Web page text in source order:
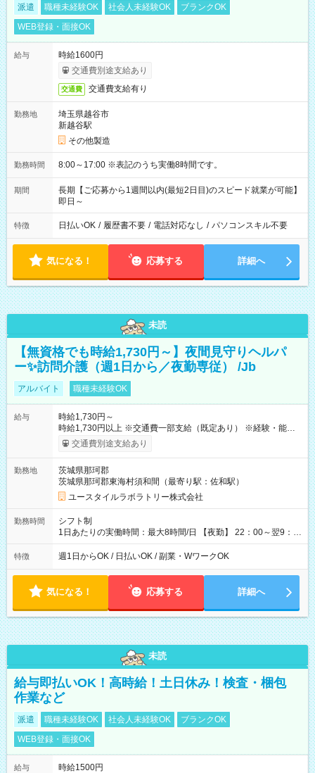
派遣 職種未経験OK 社会人未経験OK
ブランクOK
WEB登録・面接OK
給与
時給1600円
交通費別途支給あり
交通費 交通費支給有り
勤務地
埼玉県越谷市
新越谷駅
その他製造
勤務時間 8:00～17:00 ※表記のうち実働8時間です。
期間
長期【ご応募から1週間以内(最短2日目)のスピード就業が可能】
即日～
特徴 日払いOK / 履歴書不要 / 電話対応なし / パソコンスキル不要
気になる！ 応募する 詳細へ
未読
【無資格でも時給1,730円～】夜間見守りヘルパ
ー✨訪問介護（週1日から／夜勤専従） /Jb
アルバイト 職種未経験OK
給与
時給1,730円～
時給1,730円以上 ※交通費一部支給（既定あり） ※経験・能力を
考慮して決定します 【収入例】 週1回勤務の場合：1,730円×8時
間×4回=5万5,360円 週3回勤務の場合：1,730円×8時間×12回
月 ※ 雇用形態と給与に、本採用時と異なる部分があります。 雇
用形態：本採用時と同じです。 給与：時給 1,510円以上
交通費別途支給あり
勤務地
茨城県那珂郡
茨城県那珂郡東海村須和間（最寄り駅：佐和駅）
ユースタイルラボラトリー株式会社
勤務時間
シフト制
1日あたりの実働時間：最大8時間/日 【夜勤】 22：00～翌9：
00 ※週1日～OK ／ 夜勤専従 ＊＊ 勤務時間例 ＊＊ ■22時か
ら翌7時 ■23時から翌8時 ■24時から翌9時 など ※上記の時間
ます。 ※曜日固定（毎週同じ曜日での勤務となります）
特徴 週1日からOK / 日払いOK / 副業・WワークOK
気になる！ 応募する 詳細へ
未読
給与即払いOK！高時給！土日休み！検査・梱包
作業など
派遣 職種未経験OK 社会人未経験OK
ブランクOK
WEB登録・面接OK
給与
時給1500円